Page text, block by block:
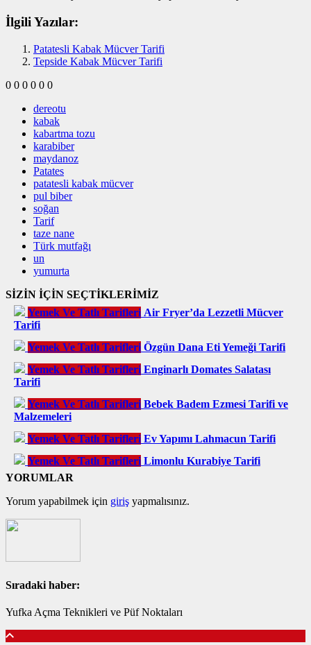
İlgili Yazılar:
Patatesli Kabak Mücver Tarifi
Tepside Kabak Mücver Tarifi
0 0 0 0 0 0
dereotu
kabak
kabartma tozu
karabiber
maydanoz
Patates
patatesli kabak mücver
pul biber
soğan
Tarif
taze nane
Türk mutfağı
un
yumurta
SİZİN İÇİN SEÇTİKLERİMİZ
Yemek Ve Tatlı Tarifleri Air Fryer’da Lezzetli Mücver
Tarifi
Yemek Ve Tatlı Tarifleri Özgün Dana Eti Yemeği Tarifi
Yemek Ve Tatlı Tarifleri Enginarlı Domates Salatası
Tarifi
Yemek Ve Tatlı Tarifleri Bebek Badem Ezmesi Tarifi ve
Malzemeleri
Yemek Ve Tatlı Tarifleri Ev Yapımı Lahmacun Tarifi
Yemek Ve Tatlı Tarifleri Limonlu Kurabiye Tarifi
YORUMLAR
Yorum yapabilmek için giriş yapmalısınız.
Sıradaki haber:
Yufka Açma Teknikleri ve Püf Noktaları